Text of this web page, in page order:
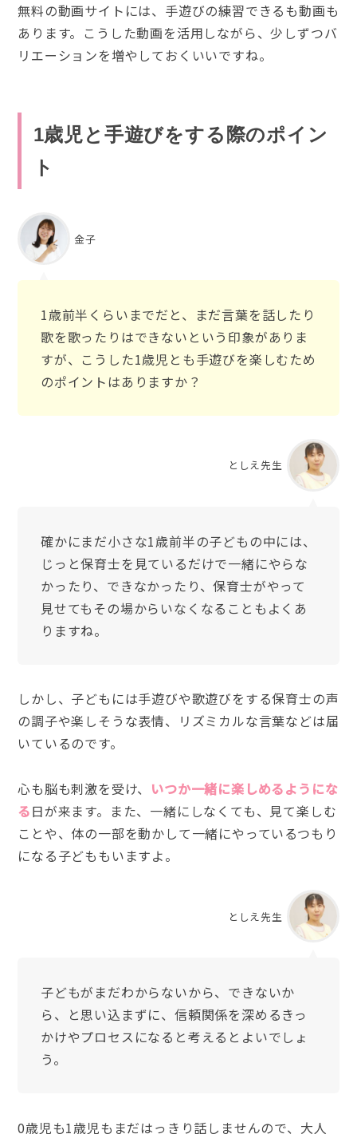
無料の動画サイトには、手遊びの練習できるも動画も
あります。こうした動画を活用しながら、少しずつバ
リエーションを増やしておくいいですね。
1歳児と手遊びをする際のポイン
ト
金子
1歳前半くらいまでだと、まだ言葉を話したり
歌を歌ったりはできないという印象がありま
すが、こうした1歳児とも手遊びを楽しむため
のポイントはありますか？
としえ先生
確かにまだ小さな1歳前半の子どもの中には、
じっと保育士を見ているだけで一緒にやらな
かったり、できなかったり、保育士がやって
見せてもその場からいなくなることもよくあ
りますね。
しかし、子どもには手遊びや歌遊びをする保育士の声
の調子や楽しそうな表情、リズミカルな言葉などは届
いているのです。
心も脳も刺激を受け、 いつか一緒に楽しめるようにな
る日が来ます。また、一緒にしなくても、見て楽しむ
ことや、体の一部を動かして一緒にやっているつもり
になる子どももいますよ。
としえ先生
子どもがまだわからないから、できないか
ら、と思い込まずに、信頼関係を深めるきっ
かけやプロセスになると考えるとよいでしょ
う。
0歳児も1歳児もまだはっきり話しませんので、大人